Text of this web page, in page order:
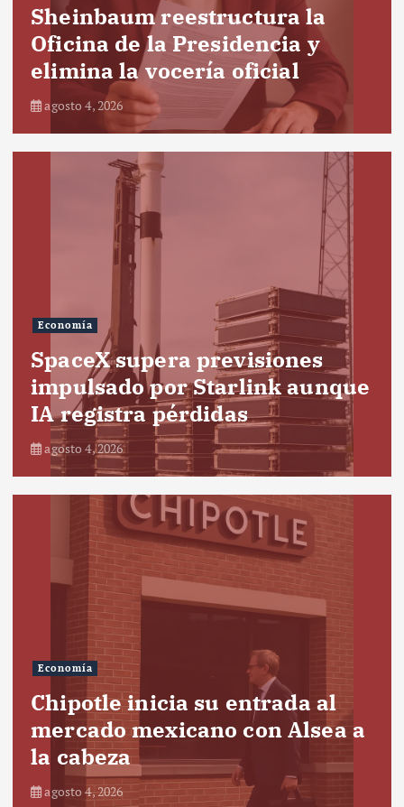
Sheinbaum reestructura la
Oficina de la Presidencia y
elimina la vocería oficial
agosto 4, 2026
Economía
SpaceX supera previsiones
impulsado por Starlink aunque
IA registra pérdidas
agosto 4, 2026
Economía
Chipotle inicia su entrada al
mercado mexicano con Alsea a
la cabeza
agosto 4, 2026